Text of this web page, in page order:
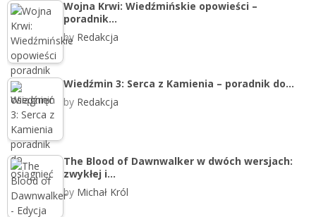
Wojna Krwi: Wiedźmińskie opowieści –
poradnik…
by Redakcja
Wiedźmin 3: Serca z Kamienia – poradnik do…
by Redakcja
The Blood of Dawnwalker w dwóch wersjach:
zwykłej i…
by Michał Król